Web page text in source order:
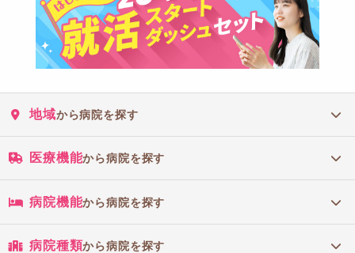
地域から病院を探す
医療機能から病院を探す
病院機能から病院を探す
病院種類から病院を探す